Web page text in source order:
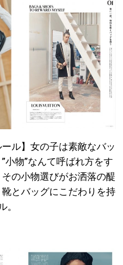
ル】女の子は素敵なバッ
小物”なんて呼ばれ方をす
の小物選びがお洒落の醍
とバッグにこだわりを持